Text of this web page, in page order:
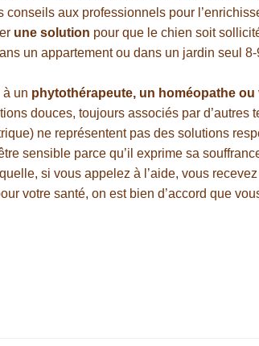
aux professionnels pour
une solution pour que le chien soit
un appartement ou dans un jardin seul
un phytothérapeute, un homéopathe ou
douces, toujours associés par d’autres
ne représentent pas des solutions
sensible parce qu’il exprime sa
si vous appelez à l’aide, vous recevez
votre santé, on est bien d’accord que